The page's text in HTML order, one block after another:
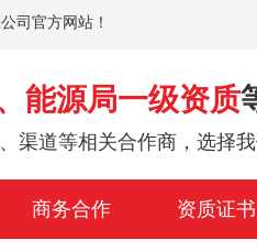
司官方网站！
能源局一级资质
渠道等相关合作商，选择我
商务合作 资质证书